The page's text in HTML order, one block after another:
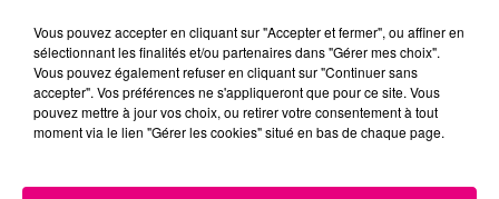
Violent incendie au nord de Toulouse
Vous pouvez accepter en cliquant sur "Accepter et fermer", ou affiner en
sélectionnant les finalités et/ou partenaires dans "Gérer mes choix".
Vous pouvez également refuser en cliquant sur "Continuer sans
accepter". Vos préférences ne s'appliqueront que pour ce site. Vous
pouvez mettre à jour vos choix, ou retirer votre consentement à tout
moment via le lien "Gérer les cookies" situé en bas de chaque page.